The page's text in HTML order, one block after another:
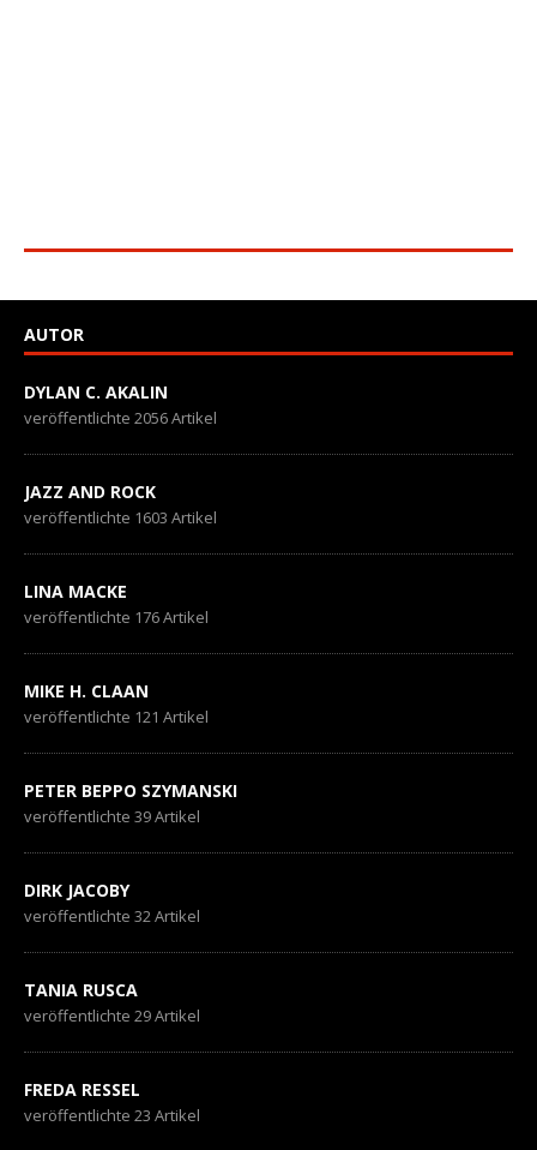
AUTOR
DYLAN C. AKALIN
veröffentlichte 2056 Artikel
JAZZ AND ROCK
veröffentlichte 1603 Artikel
LINA MACKE
veröffentlichte 176 Artikel
MIKE H. CLAAN
veröffentlichte 121 Artikel
PETER BEPPO SZYMANSKI
veröffentlichte 39 Artikel
DIRK JACOBY
veröffentlichte 32 Artikel
TANIA RUSCA
veröffentlichte 29 Artikel
FREDA RESSEL
veröffentlichte 23 Artikel